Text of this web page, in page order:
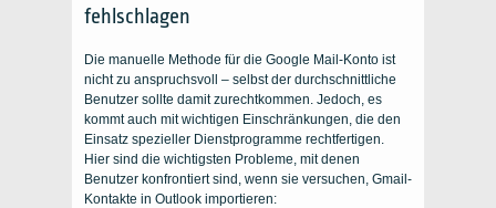
fehlschlagen
Die manuelle Methode für die Google Mail-Konto ist
nicht zu anspruchsvoll – selbst der durchschnittliche
Benutzer sollte damit zurechtkommen. Jedoch, es
kommt auch mit wichtigen Einschränkungen, die den
Einsatz spezieller Dienstprogramme rechtfertigen.
Hier sind die wichtigsten Probleme, mit denen
Benutzer konfrontiert sind, wenn sie versuchen, Gmail-
Kontakte in Outlook importieren: